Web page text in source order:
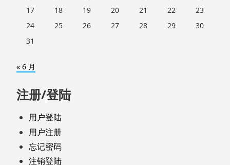
17
18 19 20 21 22
23
24
25 26 27 28 29
30
31
« 6 月
注册/登陆
用户登陆
用户注册
忘记密码
注销登陆